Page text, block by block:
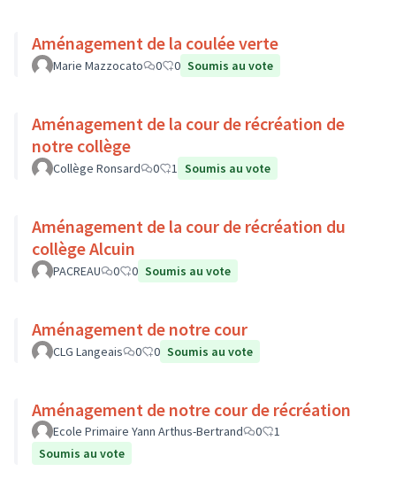
Aménagement de la coulée verte
Marie Mazzocato 0 0 Soumis au vote
Aménagement de la cour de récréation de
notre collège
Collège Ronsard 0 1 Soumis au vote
Aménagement de la cour de récréation du
collège Alcuin
PACREAU 0 0 Soumis au vote
Aménagement de notre cour
CLG Langeais 0 0 Soumis au vote
Aménagement de notre cour de récréation
Ecole Primaire Yann Arthus-Bertrand 0
1
Soumis au vote